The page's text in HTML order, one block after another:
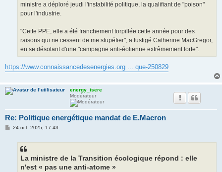
ministre a déploré jeudi l'instabilité politique, la qualifiant de "poison"
pour l'industrie.
"Cette PPE, elle a été franchement torpillée cette année pour des
raisons qui ne cessent de me stupéfier", a fustigé Catherine MacGregor,
en se désolant d'une "campagne anti-éolienne extrêmement forte".
https://www.connaissancedesenergies.org ... que-250829
energy_isere
Modérateur
Re: Politique energétique mandat de E.Macron
M24 oct. 2025, 17:43
La ministre de la Transition écologique répond : elle
n'est « pas une anti-atome »